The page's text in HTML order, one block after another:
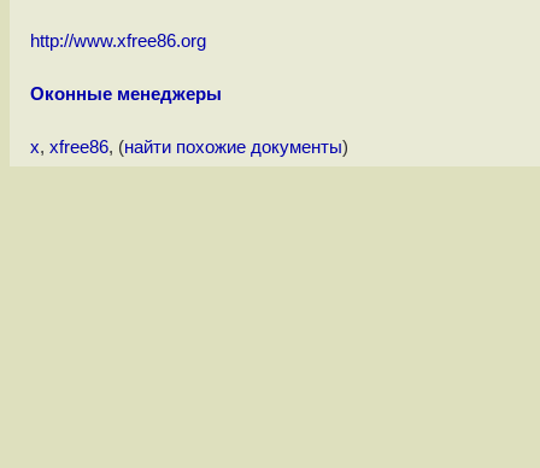
http://www.xfree86.org
Оконные менеджеры
x, xfree86, (найти похожие документы)